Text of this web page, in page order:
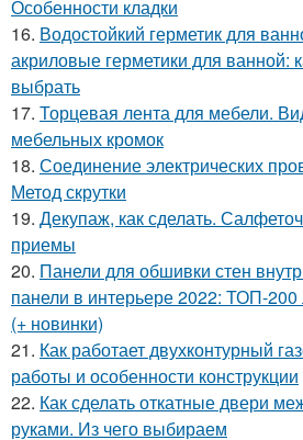
Особенности кладки
16. Водостойкий герметик для
акриловые герметики для ванной:
выбрать
17. Торцевая лента для мебели.
мебельных кромок
18. Соединение электрических
Метод скрутки
19. Декупаж, как сделать.
приемы
20. Панели для обшивки стен
панели в интерьере 2022: ТОП-
(+ новинки)
21. Как работает двухконтурный
работы и особенности конструкции
22. Как сделать откатные двери
руками. Из чего выбираем